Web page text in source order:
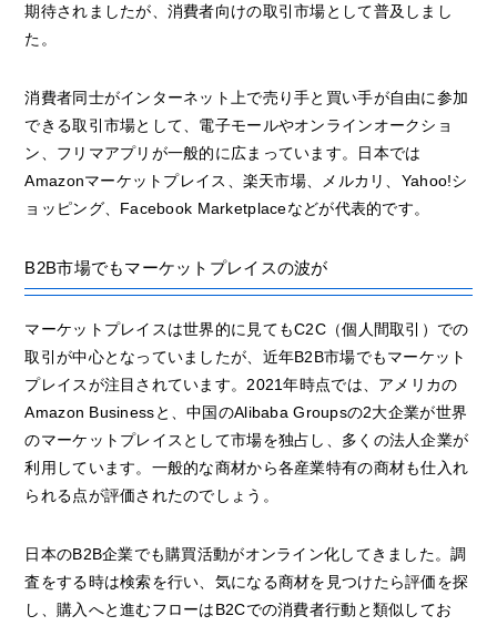
期待されましたが、消費者向けの取引市場として普及しまし
た。
消費者同士がインターネット上で売り手と買い手が自由に参加
できる取引市場として、電子モールやオンラインオークショ
ン、フリマアプリが一般的に広まっています。日本では
Amazonマーケットプレイス、楽天市場、メルカリ、Yahoo!シ
ョッピング、Facebook Marketplaceなどが代表的です。
B2B市場でもマーケットプレイスの波が
マーケットプレイスは世界的に見てもC2C（個人間取引）での
取引が中心となっていましたが、近年B2B市場でもマーケット
プレイスが注目されています。2021年時点では、アメリカの
Amazon Businessと、中国のAlibaba Groupsの2大企業が世界
のマーケットプレイスとして市場を独占し、多くの法人企業が
利用しています。一般的な商材から各産業特有の商材も仕入れ
られる点が評価されたのでしょう。
日本のB2B企業でも購買活動がオンライン化してきました。調
査をする時は検索を行い、気になる商材を見つけたら評価を探
し、購入へと進むフローはB2Cでの消費者行動と類似してお